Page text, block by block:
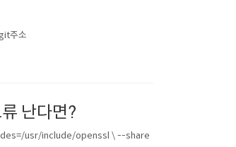
주소
난다면?
usr/include/openssl \ --share